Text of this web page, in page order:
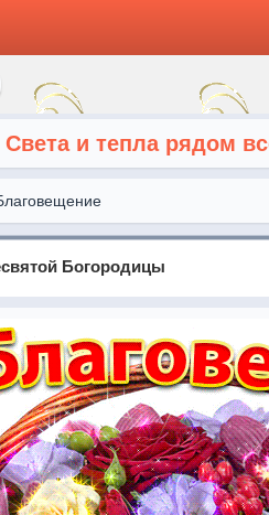
и тепла рядом
Богородицы